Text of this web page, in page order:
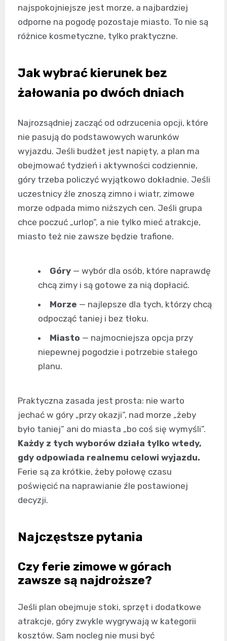
najspokojniejsze jest morze, a najbardziej
odporne na pogodę pozostaje miasto. To nie są
różnice kosmetyczne, tylko praktyczne.
Jak wybrać kierunek bez
żałowania po dwóch dniach
Najrozsądniej zacząć od odrzucenia opcji, które
nie pasują do podstawowych warunków
wyjazdu. Jeśli budżet jest napięty, a plan ma
obejmować tydzień i aktywności codziennie,
góry trzeba policzyć wyjątkowo dokładnie. Jeśli
uczestnicy źle znoszą zimno i wiatr, zimowe
morze odpada mimo niższych cen. Jeśli grupa
chce poczuć „urlop”, a nie tylko mieć atrakcje,
miasto też nie zawsze będzie trafione.
Góry — wybór dla osób, które naprawdę
chcą zimy i są gotowe za nią dopłacić.
Morze — najlepsze dla tych, którzy chcą
odpocząć taniej i bez tłoku.
Miasto — najmocniejsza opcja przy
niepewnej pogodzie i potrzebie stałego
planu.
Praktyczna zasada jest prosta: nie warto
jechać w góry „przy okazji”, nad morze „żeby
było taniej” ani do miasta „bo coś się wymyśli”.
Każdy z tych wyborów działa tylko wtedy,
gdy odpowiada realnemu celowi wyjazdu.
Ferie są za krótkie, żeby połowę czasu
poświęcić na naprawianie źle postawionej
decyzji.
Najczęstsze pytania
Czy ferie zimowe w górach
zawsze są najdroższe?
Jeśli plan obejmuje stoki, sprzęt i dodatkowe
atrakcje, góry zwykle wygrywają w kategorii
kosztów. Sam nocleg nie musi być